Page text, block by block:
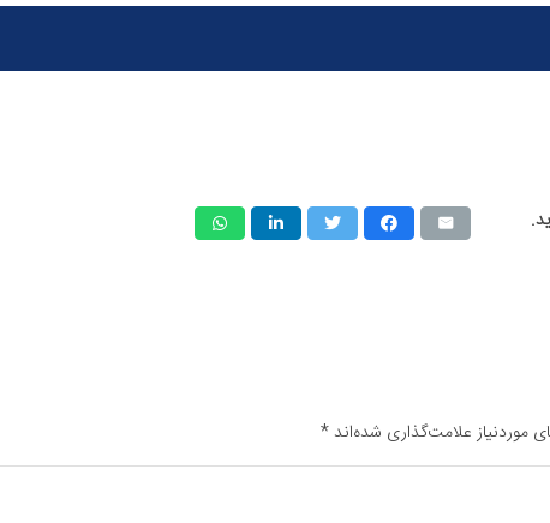
علامت‌گذاری شده‌اند *